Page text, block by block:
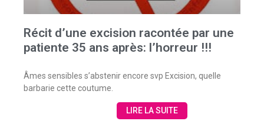
Récit d’une excision racontée par une
patiente 35 ans après: l’horreur !!!
Âmes sensibles s’abstenir encore svp Excision, quelle
barbarie cette coutume.
LIRE LA SUITE